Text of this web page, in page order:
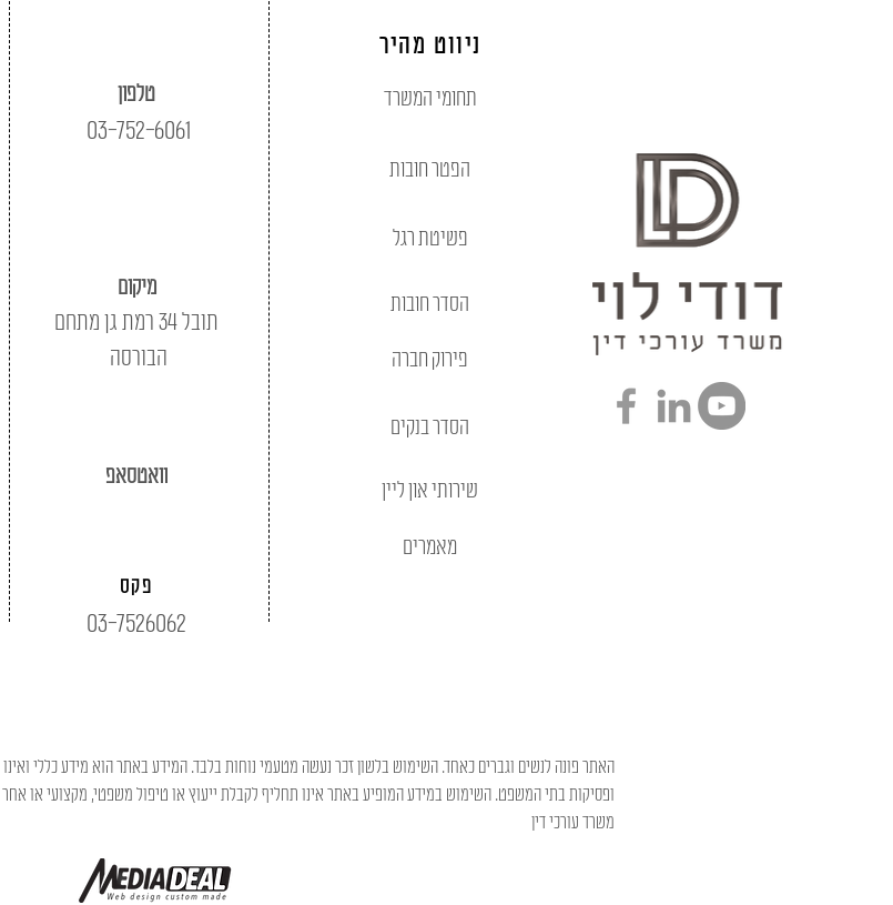
טלפון
03-752-6061
מיקום
תובל 34 רמת גן מתחם
הבורסה
וואטסאפ
פקס
03-7526062
ניווט מהיר
תחומי המשרד
הפטר חובות
פשיטת רגל
הסדר חובות
פירוק חברה
הסדר בנקים
שירותי און ליין
מאמרים
האתר פונה לנשים וגברים כאחד. השימוש בלשון זכר נעשה מטעמי נוחות בלבד. המידע באתר הוא מידע כללי
ופסיקות בתי המשפט. השימוש במידע המופיע באתר אינו תחליף לקבלת ייעוץ או טיפול משפטי, מקצועי או
משרד עורכי דין